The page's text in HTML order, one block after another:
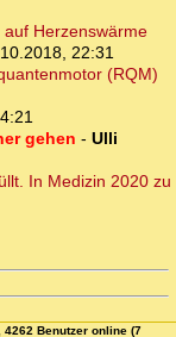
Herzenswärme
22:31
(RQM)
gehen - Ulli
In Medizin 2020 zu
Benutzer online (7